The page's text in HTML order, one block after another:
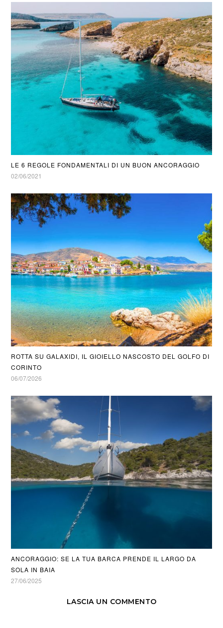
LE 6 REGOLE FONDAMENTALI DI UN BUON ANCORAGGIO
02/06/2021
ROTTA SU GALAXIDI, IL GIOIELLO NASCOSTO DEL GOLFO DI
CORINTO
06/07/2026
ANCORAGGIO: SE LA TUA BARCA PRENDE IL LARGO DA
SOLA IN BAIA
27/06/2025
LASCIA UN COMMENTO